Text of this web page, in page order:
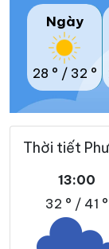
Ngày
28 ° / 32 °
Thời tiết
13:00
32 ° / 41 °